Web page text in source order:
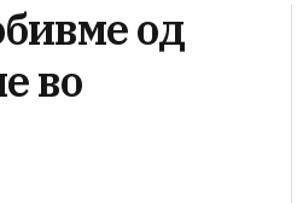
од
во